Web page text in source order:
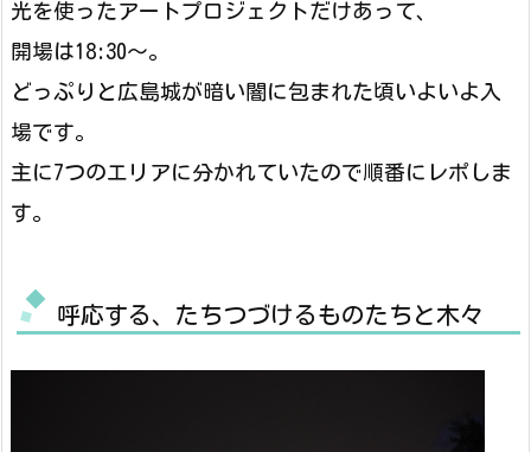
光を使ったアートプロジェクトだけあって、
開場は18:30～。
どっぷりと広島城が暗い闇に包まれた頃いよいよ入
場です。
主に7つのエリアに分かれていたので順番にレポしま
す。
呼応する、たちつづけるものたちと木々